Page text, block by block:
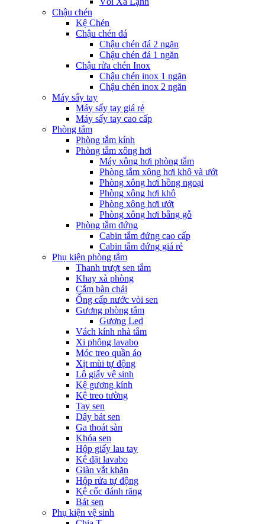
Chậu chén
Kệ Chén
Chậu chén đá
Chậu chén đá 2 ngăn
Chậu chén đá 1 ngăn
Chậu rửa chén Inox
Chậu chén inox 1 ngăn
Chậu chén inox 2 ngăn
Máy sấy tay
Máy sấy tay giá rẻ
Máy sấy tay cao cấp
Phòng tắm
Phòng tắm kính
Phòng tắm xông hơi
Máy xông hơi phòng tắm
Phòng tắm xông hơi khô và ướt
Phòng xông hơi hồng ngoại
Phòng xông hơi khô
Phòng xông hơi ướt
Phòng xông hơi bằng gỗ
Phòng tắm đứng
Cabin tắm đứng cao cấp
Cabin tắm đứng giá rẻ
Phụ kiện phòng tắm
Thanh trượt sen tắm
Khay xà phòng
Cắm bàn chải
Ống cấp nước vòi sen
Gương phòng tắm
Gương Led
Vách kính nhà tắm
Xi phông lavabo
Móc treo quần áo
Xịt mùi tự động
Lô giấy vệ sinh
Kệ gương kính
Kệ treo tường
Tay sen
Dây bát sen
Ga thoát sàn
Khóa sen
Hộp giấy lau tay
Kệ đặt lavabo
Giàn vắt khăn
Hộp rửa tự động
Kệ cốc đánh răng
Bát sen
Phụ kiện vệ sinh